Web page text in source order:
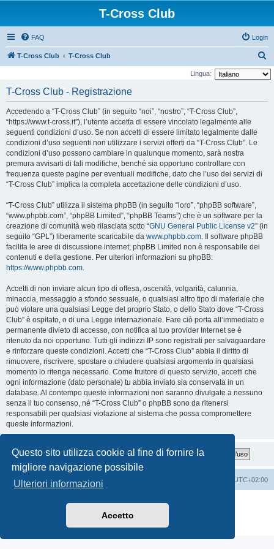
Questo sito utilizza cookie al fine di fornire la
migliore navigazione possibile
Ulteriori informazioni
Accetto
T-Cross Club
FAQ Login
T-Cross Club T-Cross Club
e
Lingua:
T-Cross Club - Registrazione
Accedendo a “T-Cross Club” (in seguito “noi”, “nostro”, “T-Cross Club”,
“https://www.t-cross.it”), l’utente accetta di essere vincolato legalmente alle
seguenti condizioni d’uso. Se non accetti di essere limitato legalmente dalle
condizioni d’uso seguenti non utilizzare i servizi offerti da “T-Cross Club”. Le
condizioni d’uso possono cambiare in qualunque momento, sarà nostra
premura avvisarti di tali modifiche, benché sia opportuno controllare con
frequenza queste pagine per eventuali modifiche, dato che l’uso dei servizi di
“T-Cross Club” implica la completa accettazione delle condizioni d’uso.
“T-Cross Club” utilizza il sistema phpBB (in seguito “loro”, “phpBB software”,
“www.phpbb.com”, “phpBB Limited”, “phpBB Teams”) che è un software per la
creazione di comunità web rilasciata sotto “GNU General Public License v2” (in
seguito “GPL”) liberamente scaricabile da www.phpbb.com. Il software phpBB
facilita le aree di discussione internet; phpBB Limited non è responsabile dei
contenuti e della gestione. Per ulteriori informazioni su phpBB:
https://www.phpbb.com.
Accetti di non inviare alcun tipo di offesa, oscenità, volgarità, calunnia,
minaccia, messaggio a sfondo sessuale, o qualsiasi altro tipo di materiale che
può violare una qualsiasi Legge del proprio Stato, o dello Stato dove “T-Cross
Club” è ospitato, o di una Legge internazionale. Fare ciò porta all’immediato e
permanente divieto di accesso, con notifica al tuo provider Internet se è
ritenuto da noi opportuno. Tutti gli indirizzi IP sono registrati per salvaguardare
e rinforzare queste condizioni. Accetti che “T-Cross Club” abbia il diritto di
rimuovere, riscrivere, spostare o chiudere qualsiasi argomento in qualsiasi
momento lo ritenga necessario. Come fruitore di questo servizio, accetti che
ogni informazione (dato personale) tu abbia inviato sia conservata in un
database. Al contempo queste informazioni non saranno divulgate a nessuno
senza il tuo consenso, né “T-Cross Club” o phpBB sono da ritenersi
responsabili per qualsiasi violazione al sistema che possa compromettere
queste informazioni.
T-Cross Club T-Cross Club UTC+02:00
Traduzione Italiana